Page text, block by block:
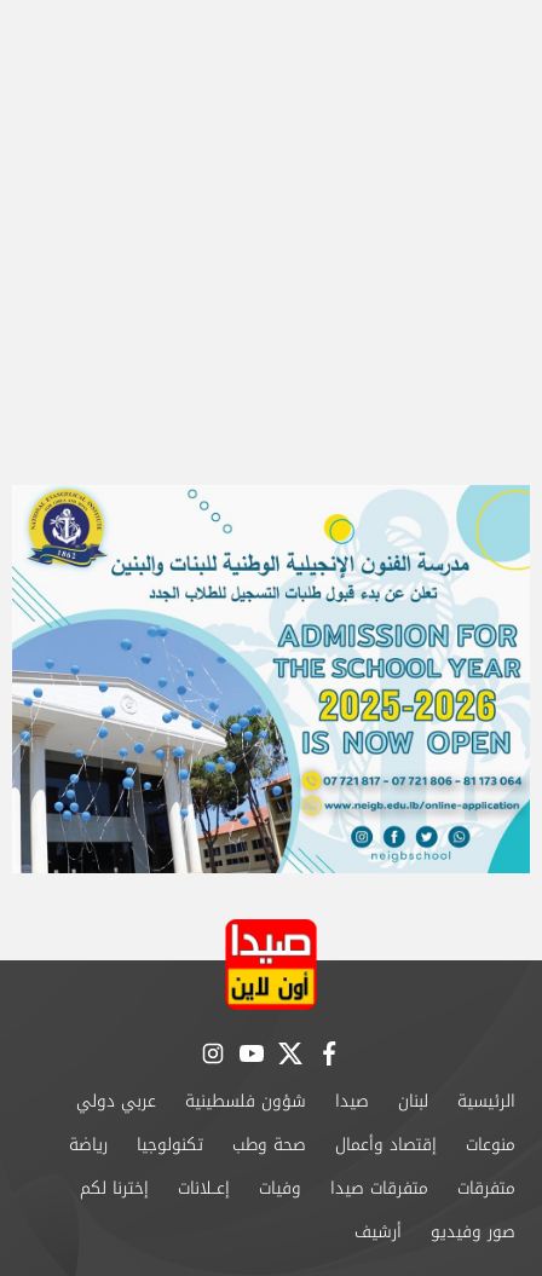
facebook
twitter
youtube
instagram
الرئيسية لبنان صيدا شؤون فلسطينية
عربي دولي
منوعات
إقتصاد وأعمال صحة وطب تكنولوجيا
رياضة
متفرقات
متفرقات صيدا وفيات إعــلانات
إخترنا لكم
صور وفيديو
أرشيف